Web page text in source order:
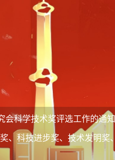
会科学技术奖评选工作的通知
、科技进步奖、技术发明奖